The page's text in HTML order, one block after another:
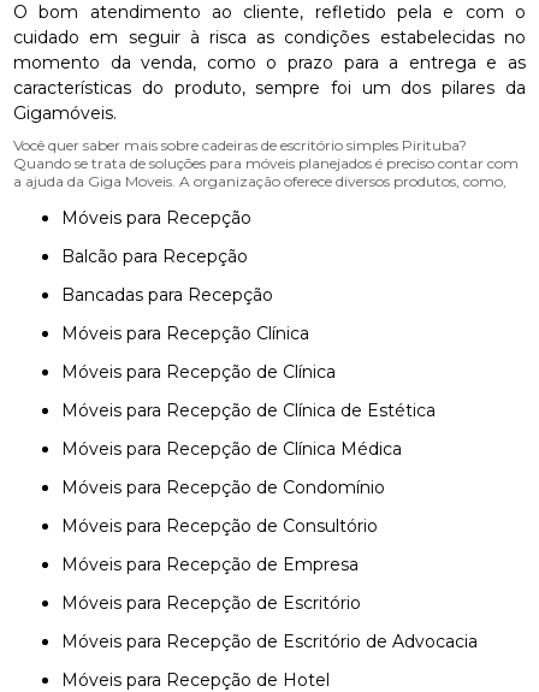
O bom atendimento ao cliente, refletido pela e com o
cuidado em seguir à risca as condições estabelecidas no
momento da venda, como o prazo para a entrega e as
características do produto, sempre foi um dos pilares da
Gigamóveis.
Você quer saber mais sobre cadeiras de escritório simples Pirituba?
Quando se trata de soluções para móveis planejados é preciso contar com
a ajuda da Giga Moveis. A organização oferece diversos produtos, como,
Móveis para Recepção
Balcão para Recepção
Bancadas para Recepção
Móveis para Recepção Clínica
Móveis para Recepção de Clínica
Móveis para Recepção de Clínica de Estética
Móveis para Recepção de Clínica Médica
Móveis para Recepção de Condomínio
Móveis para Recepção de Consultório
Móveis para Recepção de Empresa
Móveis para Recepção de Escritório
Móveis para Recepção de Escritório de Advocacia
Móveis para Recepção de Hotel